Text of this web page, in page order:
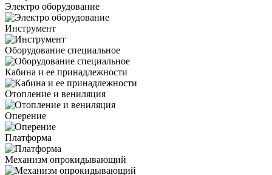
Электро оборудование
Инструмент
Оборудование специальное
Кабина и ее принадлежности
Отопление и вениляция
Оперение
Платформа
Механизм опрокидывающий